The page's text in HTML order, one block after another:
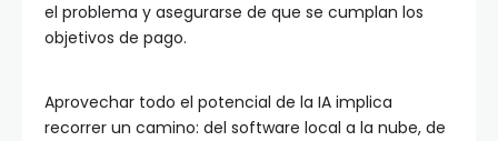
el problema y asegurarse de que se cumplan los
objetivos de pago.
Aprovechar todo el potencial de la IA implica
recorrer un camino: del software local a la nube, de